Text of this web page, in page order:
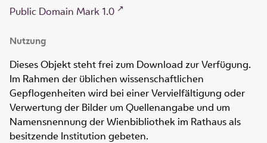
Public Domain Mark 1.0
Nutzung
Dieses Objekt steht frei zum Download zur Verfügung.
Im Rahmen der üblichen wissenschaftlichen
Gepflogenheiten wird bei einer Vervielfältigung oder
Verwertung der Bilder um Quellenangabe und um
Namensnennung der Wienbibliothek im Rathaus als
besitzende Institution gebeten.